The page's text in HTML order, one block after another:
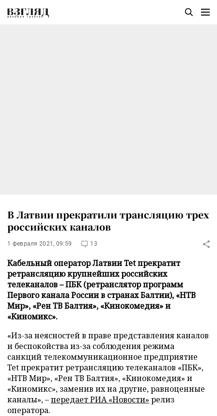
В Латвии прекратили трансляцию трех
российских каналов
1 февраля 2021, 09:59 13
Кабельный оператор Латвии Tet прекратит
ретрансляцию крупнейших российских
телеканалов – ПБК (ретранслятор программ
Первого канала России в странах Балтии), «НТВ
Мир», «Рен ТВ Балтия», «Кинокомедия» и
«Киномикс».
«Из-за неясностей в праве представления каналов
и беспокойства из-за соблюдения режима
санкций телекоммуникационное предприятие
Tet прекратит ретрансляцию телеканалов «ПБК»,
«НТВ Мир», «Рен ТВ Балтия», «Кинокомедия» и
«Киномикс», заменив их на другие, равноценные
каналы», –передаетРИА «Новости» релиз
оператора.